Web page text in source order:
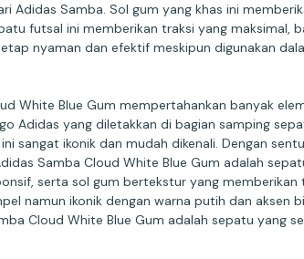
Adidas Samba. Sol gum yang khas ini
futsal ini memberikan traksi yang maksimal,
nyaman dan efektif meskipun digunakan
White Blue Gum mempertahankan banyak
Adidas yang diletakkan di bagian samping
sangat ikonik dan mudah dikenali. Dengan
Samba Cloud White Blue Gum adalah
serta sol gum bertekstur yang
namun ikonik dengan warna putih dan
Cloud White Blue Gum adalah sepatu yang